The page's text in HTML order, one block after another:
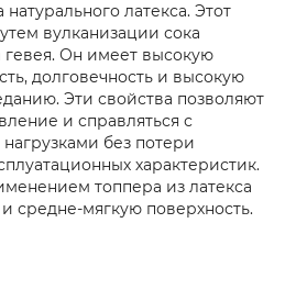
латекса. Этот
вулканизации сока
гевея. Он имеет высокую
долговечность и высокую
Эти свойства позволяют
и справляться с
без потери
характеристик.
топпера из латекса
средне-мягкую поверхность.